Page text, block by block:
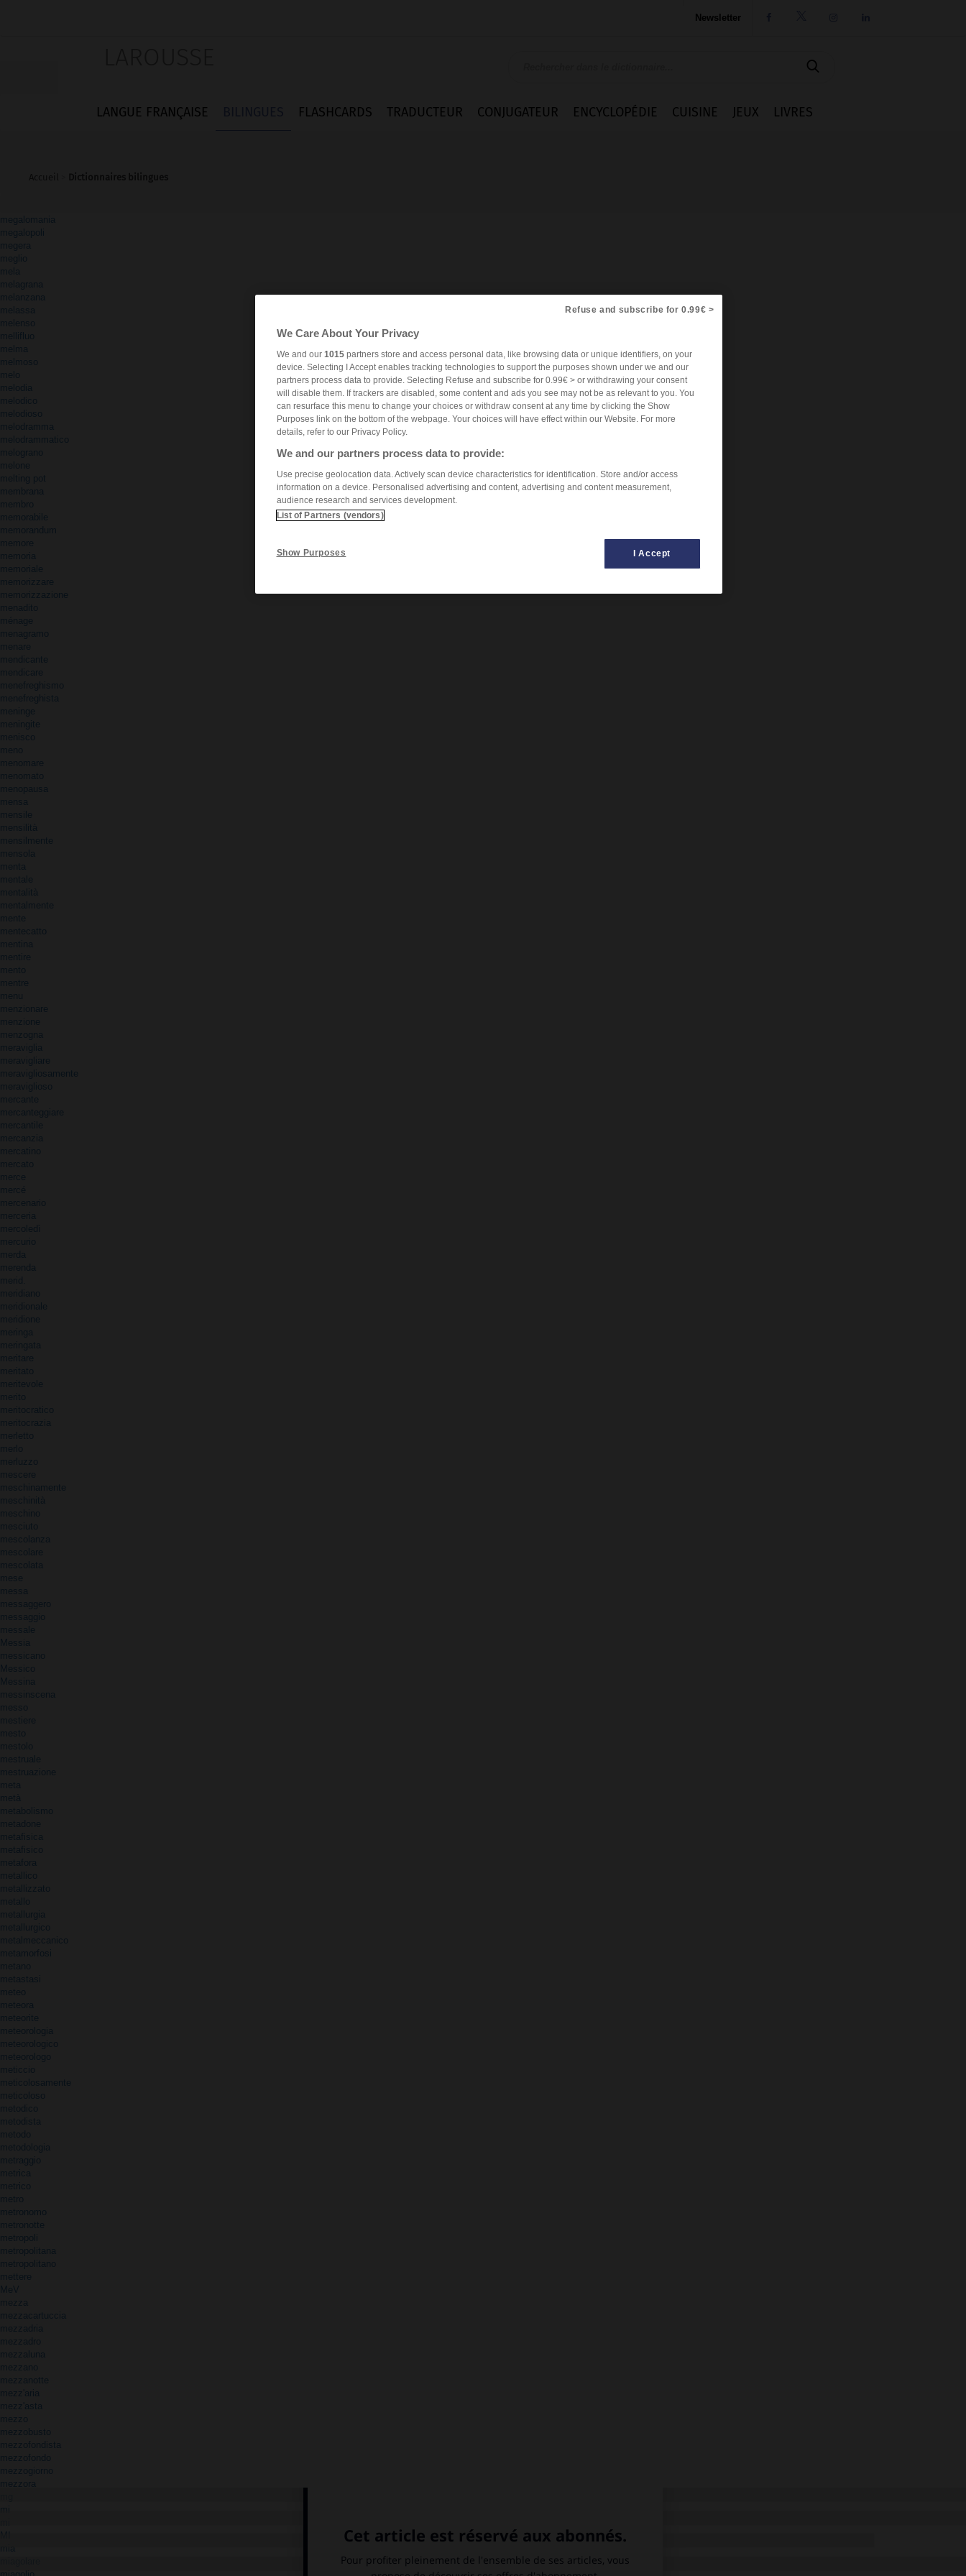
Newsletter

LANGUE FRANÇAISE FLASHCARDS TRADUCTEUR CONJUGATEUR ENCYCLOPÉDIE CUISINE JEUX LIVRES
megalomania
megalopoli
megera
meglio
mela
melagrana
melanzana
melassa
melenso
mellifluo
melma
melmoso
melo
melodia
melodico
melodioso
melodramma
melodrammatico
melograno
melone
melting pot
membrana
membro
memorabile
memorandum
memore
memoria
memoriale
memorizzare
memorizzazione
menadito
ménage
menagramo
menare
mendicante
mendicare
menefreghismo
menefreghista
meninge
meningite
menisco
meno
menomare
menomato
menopausa
mensa
mensile
mensilità
mensilmente
mensola
menta
mentale
mentalità
mentalmente
mente
mentecatto
mentina
mentire
mento
mentre
menu
menzionare
menzione
menzogna
meraviglia
meravigliare
meravigliosamente
meraviglioso
mercante
mercanteggiare
mercantile
mercanzia
mercatino
mercato
merce
mercé
mercenario
merceria
mercoledì
mercurio
merda
merenda
merid.
meridiano
meridionale
meridione
meringa
meringata
meritare
meritato
meritevole
merito
meritocratico
meritocrazia
merletto
merlo
merluzzo
mescere
meschinamente
meschinità
meschino
mesciuto
mescolanza
mescolare
mescolata
mese
messa
messaggero
messaggio
messale
Messia
messicano
Messico
Messina
messinscena
messo
mestiere
mesto
mestolo
mestruale
mestruazione
meta
metà
metabolismo
metadone
metafisica
metafisico
metafora
metallico
metallizzato
metallo
metallurgia
metallurgico
metalmeccanico
metamorfosi
metano
metastasi
meteo
meteora
meteorite
meteorologia
meteorologico
meteorologo
meticcio
meticolosamente
meticoloso
metodico
metodista
metodo
metodologia
metraggio
metrica
metrico
metro
metronomo
metronotte
metropoli
metropolitana
metropolitano
mettere
MeV
mezza
mezzacartuccia
mezzadria
mezzadro
mezzaluna
mezzano
mezzanotte
mezz'aria
mezz'asta
mezzo
mezzobusto
mezzofondista
mezzofondo
mezzogiorno
mezzora
mi
Refuse and subscribe for 0.99€ >
We Care About Your Privacy
We and our 1015partners store and access personal data, like browsing data or unique identifiers, on your
device. Selecting I Accept enables tracking technologies to support the purposes shown under we and our
partners process data to provide. Selecting Refuse and subscribe for 0.99€ > or withdrawing your consent
will disable them. If trackers are disabled, some content and ads you see may not be as relevant to you. You
can resurface this menu to change your choices or withdraw consent at any time by clicking the Show
Purposes link on the bottom of the webpage. Your choices will have effect within our Website. For more
details, refer to our Privacy Policy.
We and our partners process data to provide:
Use precise geolocation data. Actively scan device characteristics for identification. Store and/or access
information on a device. Personalised advertising and content, advertising and content measurement,
audience research and services development.
List of Partners (vendors)
I Accept
Show Purposes